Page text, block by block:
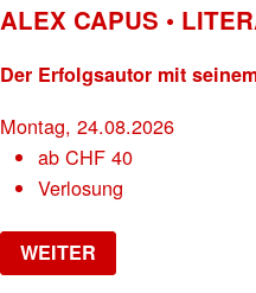
ALEX CAPUS •
Der Erfolgsautor mit
Montag, 24.08.2026
abCHF 40
Verlosung
WEITER